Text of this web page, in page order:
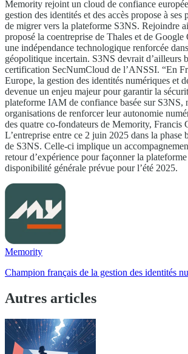
Memority rejoint un cloud de confiance
gestion des identités et des accès propose à ses
de migrer vers la plateforme S3NS. Rejoindre
proposé la coentreprise de Thales et de
une indépendance technologique renforcée
géopolitique incertain. S3NS devrait d’ailleurs
certification SecNumCloud de l’ANSSI. “En
Europe, la gestion des identités numériques et
devenue un enjeu majeur pour garantir la
plateforme IAM de confiance basée sur S3NS,
organisations de renforcer leur autonomie
des quatre co-fondateurs de Memority, Francis
L’entreprise entre ce 2 juin 2025 dans la phase
de S3NS. Celle-ci implique un
retour d’expérience pour façonner la plateforme
disponibilité générale prévue pour l’été 2025.
Memority
Champion français de la gestion des identités
Autres articles